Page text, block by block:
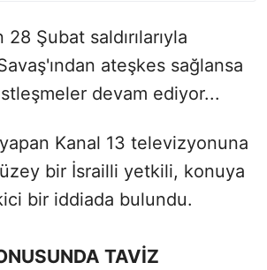
Şubat saldırılarıyla
ateşkes sağlansa
devam ediyor...
Kanal 13 televizyonuna
bir İsrailli yetkili, konuya
bir iddiada bulundu.
TAVİZ